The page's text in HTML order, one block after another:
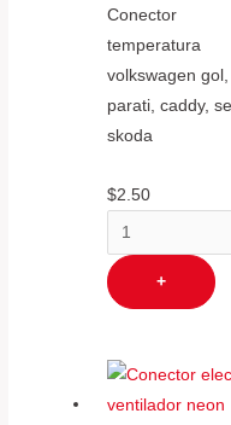
Conector
temperatura
volkswagen gol,
parati, caddy,
skoda
$2.50
+